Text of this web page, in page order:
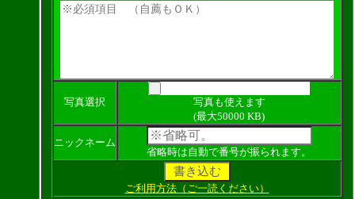
写真選択
写真も使えます
(最大50000 KB)
ニックネーム
省略時は自動で番号が振られます。
ご利用方法（ご一読ください）